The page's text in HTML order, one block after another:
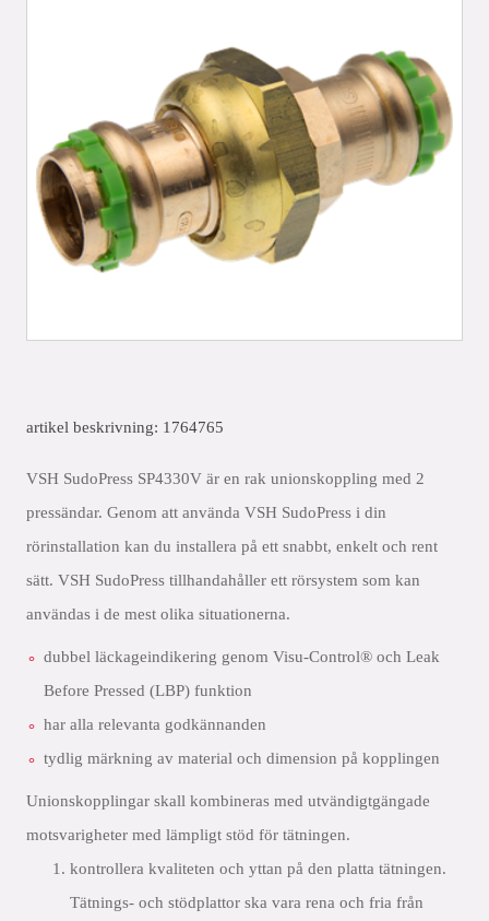
artikel beskrivning: 1764765
VSH SudoPress SP4330V är en rak unionskoppling med 2
pressändar. Genom att använda VSH SudoPress i din
rörinstallation kan du installera på ett snabbt, enkelt och rent
sätt. VSH SudoPress tillhandahåller ett rörsystem som kan
användas i de mest olika situationerna.
dubbel läckageindikering genom Visu-Control® och Leak
Before Pressed (LBP) funktion
har alla relevanta godkännanden
tydlig märkning av material och dimension på kopplingen
Unionskopplingar skall kombineras med utvändigtgängade
motsvarigheter med lämpligt stöd för tätningen.
kontrollera kvaliteten och yttan på den platta tätningen.
Tätnings- och stödplattor ska vara rena och fria från